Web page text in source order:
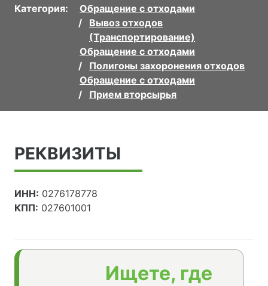
Категория:
Обращение с отходами
Вывоз отходов
(Транспортирование)
Обращение с отходами
Полигоны захоронения отходов
Обращение с отходами
Прием вторсырья
РЕКВИЗИТЫ
ИНН: 0276178778
КПП: 027601001
Ищете, где